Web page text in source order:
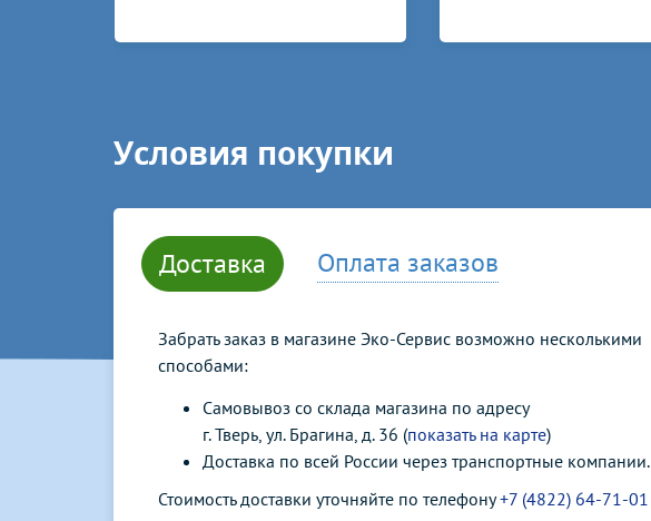
Условия покупки
Доставка Оплата заказов
Забрать заказ в магазине Эко-Сервис возможно несколькими
способами:
Самовывоз со склада магазина по адресу
г. Тверь, ул. Брагина, д. 36 (показать на карте)
Доставка по всей России через транспортные компании.
Стоимость доставки уточняйте по телефону+7 (4822) 64-71-01